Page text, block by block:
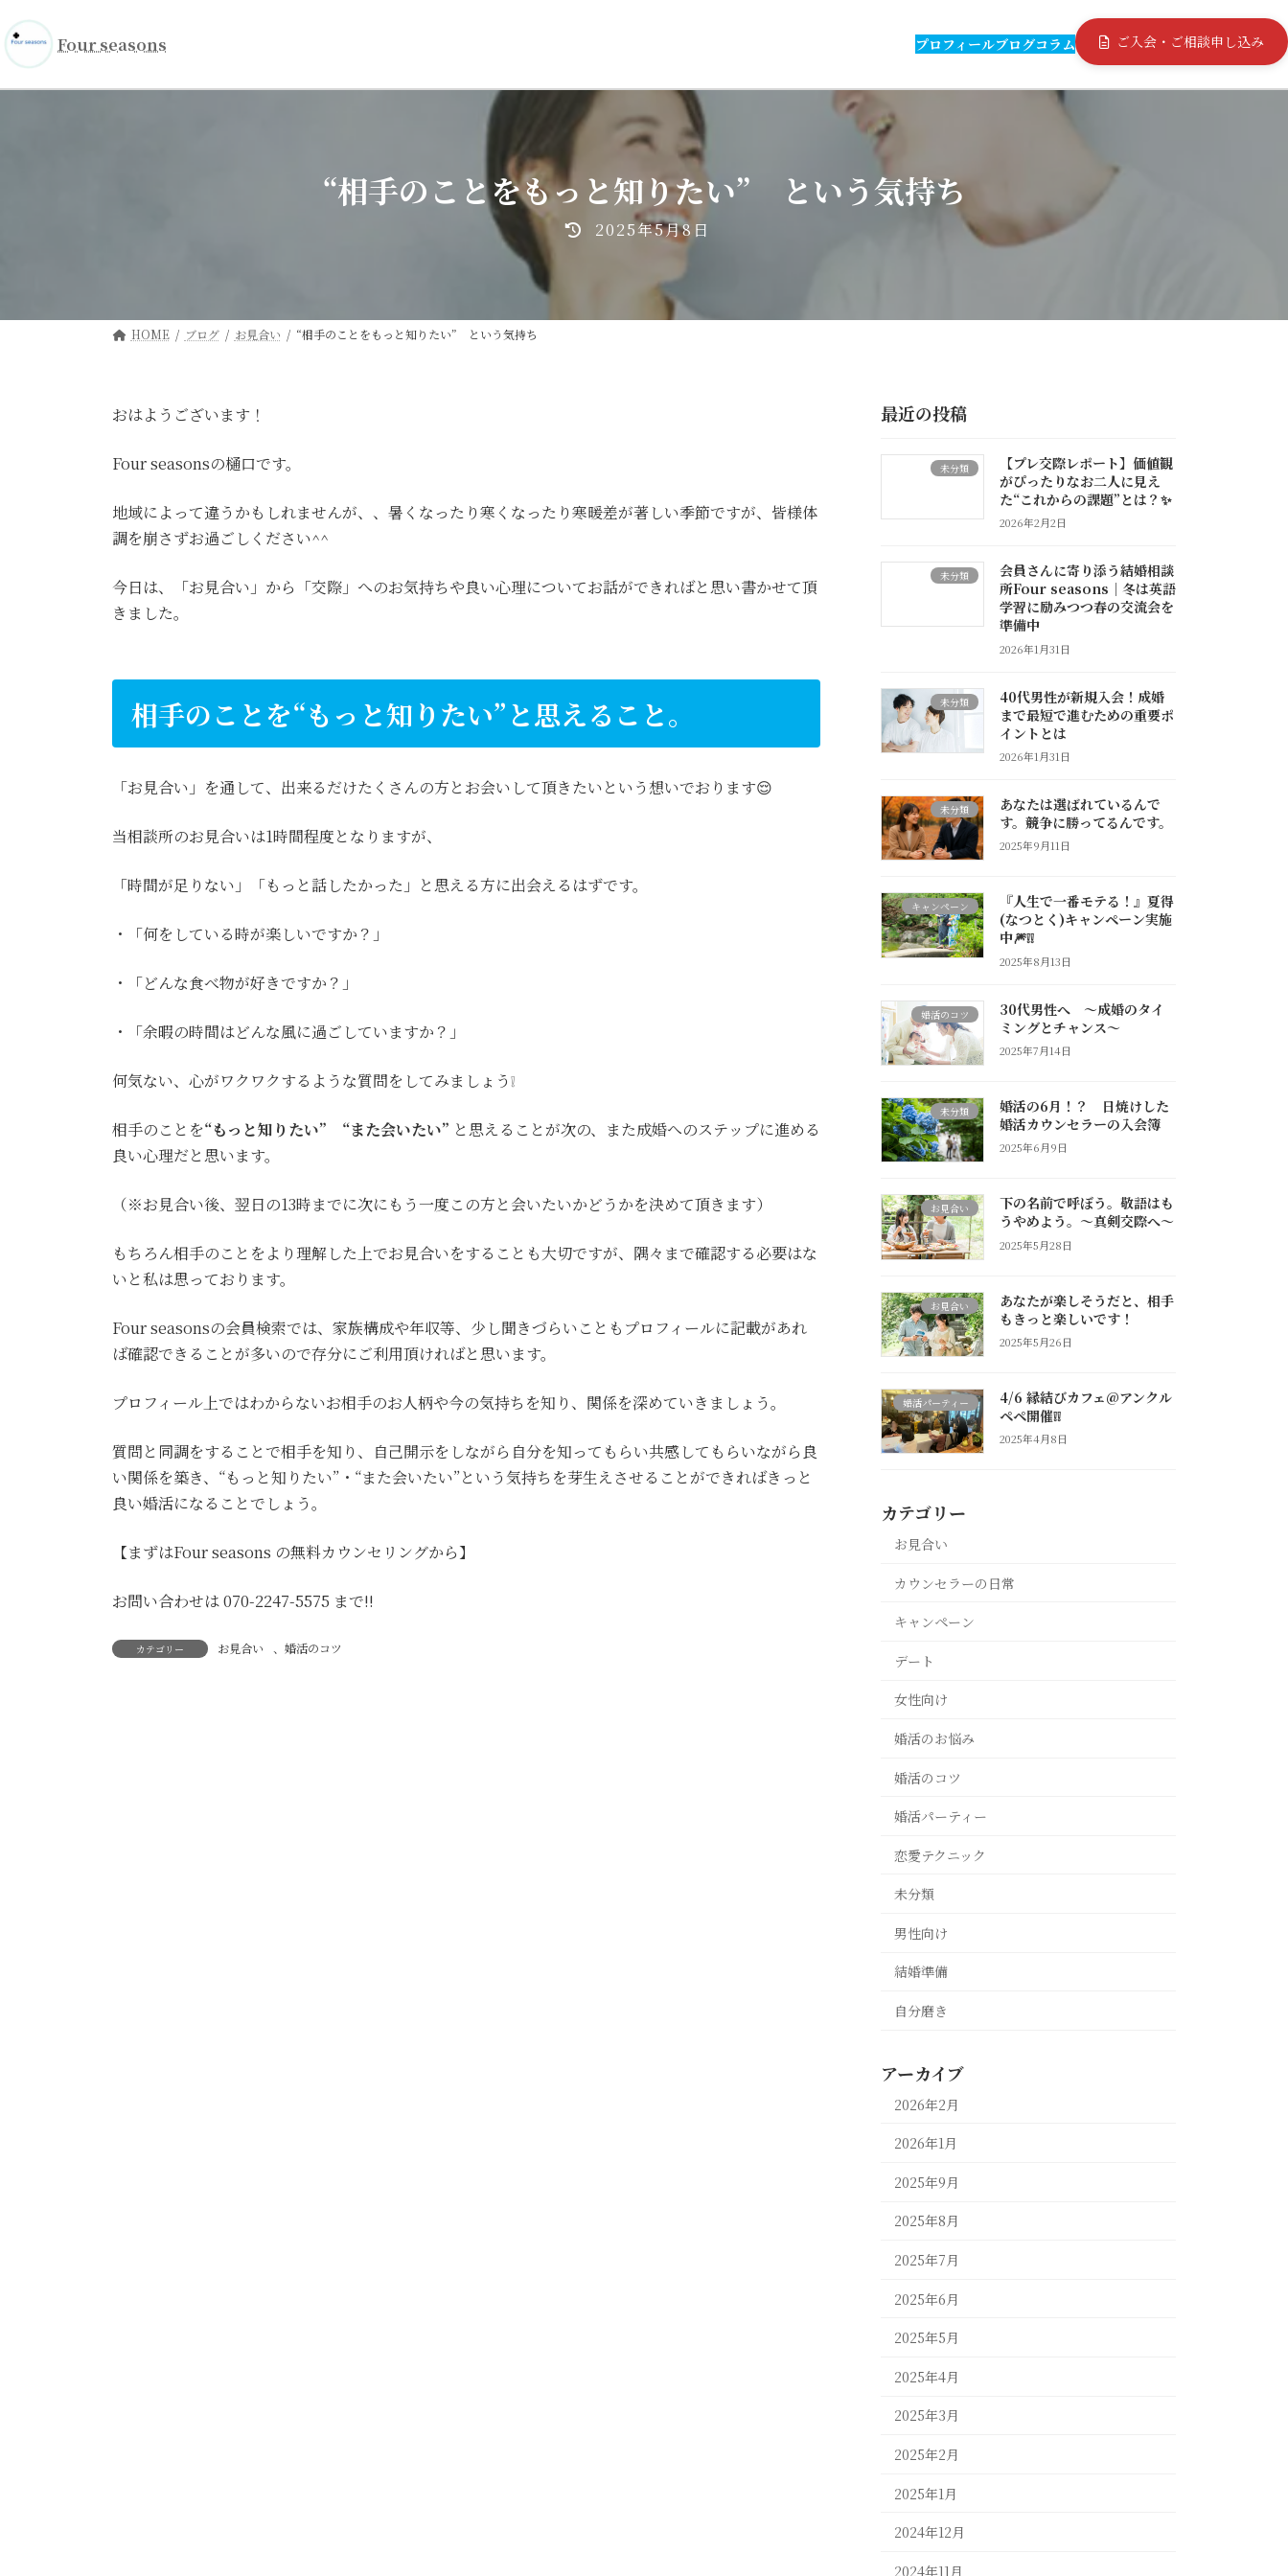
ン
テ
ビ
ゲ
Four seasons プロフィールブログコラム ご入会・ご相談申し込み
“相手のことをもっと知りたい” という気持ち
最
日
2025年5月8日
HOME ブログ お見合い “相手のことをもっと知りたい” という気持ち
おはようございます！
Four seasonsの樋口です。
地域によって違うかもしれませんが、、暑くなったり寒くなったり寒暖差が著しい季節ですが、皆様体
調を崩さずお過ごしください^^
今日は、「お見合い」から「交際」へのお気持ちや良い心理についてお話ができればと思い書かせて頂
きました。
相手のことを“もっと知りたい”と思えること。
「お見合い」を通して、出来るだけたくさんの方とお会いして頂きたいという想いでおります😌
当相談所のお見合いは1時間程度となりますが、
「時間が足りない」「もっと話したかった」と思える方に出会えるはずです。
・「何をしている時が楽しいですか？」
・「どんな食べ物が好きですか？」
・「余暇の時間はどんな風に過ごしていますか？」
何気ない、心がワクワクするような質問をしてみましょう❕
相手のことを“もっと知りたい” “また会いたい” と思えることが次の、また成婚へのステップに進める
良い心理だと思います。
（※お見合い後、翌日の13時までに次にもう一度この方と会いたいかどうかを決めて頂きます）
もちろん相手のことをより理解した上でお見合いをすることも大切ですが、隅々まで確認する必要はな
いと私は思っております。
Four seasonsの会員検索では、家族構成や年収等、少し聞きづらいこともプロフィールに記載があれ
ば確認できることが多いので存分にご利用頂ければと思います。
プロフィール上ではわからないお相手のお人柄や今の気持ちを知り、関係を深めていきましょう。
質問と同調をすることで相手を知り、自己開示をしながら自分を知ってもらい共感してもらいながら良
い関係を築き、“もっと知りたい”・“また会いたい”という気持ちを芽生えさせることができればきっと
良い婚活になることでしょう。
【まずはFour seasons の無料カウンセリングから】
お問い合わせは 070-2247-5575 まで!!
カテゴリー お見合い 、 婚活のコツ
最近の投稿
未分類
【プレ交際レポート】価値観
がぴったりなお二人に見え
た“これからの課題”とは？✨
2026年2月2日
未分類
会員さんに寄り添う結婚相談
所Four seasons｜冬は英語
学習に励みつつ春の交流会を
準備中
2026年1月31日
未分類
40代男性が新規入会！成婚
まで最短で進むための重要ポ
イントとは
2026年1月31日
未分類
あなたは選ばれているんで
す。競争に勝ってるんです。
2025年9月11日
キャンペーン
『人生で一番モテる！』夏得
(なつとく)キャンペーン実施
中🎆❕❕
2025年8月13日
婚活のコツ
30代男性へ ～成婚のタイ
ミングとチャンス～
2025年7月14日
未分類
婚活の6月！？ 日焼けした
婚活カウンセラーの入会簿
2025年6月9日
お見合い
下の名前で呼ぼう。敬語はも
うやめよう。～真剣交際へ～
2025年5月28日
お見合い
あなたが楽しそうだと、相手
もきっと楽しいです！
2025年5月26日
婚活パーティー
4/6 縁結びカフェ@アンクル
ペペ開催❕❕
2025年4月8日
カテゴリー
お見合い
カウンセラーの日常
キャンペーン
デート
女性向け
婚活のお悩み
婚活のコツ
婚活パーティー
恋愛テクニック
未分類
男性向け
結婚準備
自分磨き
アーカイブ
2026年2月
2026年1月
2025年9月
2025年8月
2025年7月
2025年6月
2025年5月
2025年4月
2025年3月
2025年2月
2025年1月
2024年12月
2024年11月